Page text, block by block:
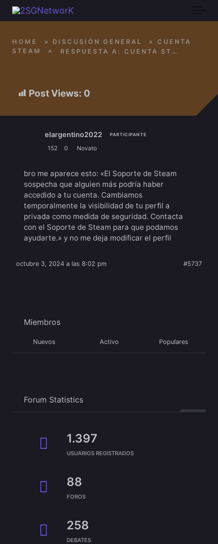
Skip to main content
Post Views: 0
HOME » DISCUSIÓN GENERAL »
CUENTA
STEAM
» RESPUESTA A: CUENTA STEAM
elargentino2022 PARTICIPANTE
152 0 Novato
bro me aparece esto: «El Soporte de Steam
sospecha que alguien más podría haber
accedido a tu cuenta. Cambiamos
temporalmente la visibilidad de tu perfil a
privada como medida de seguridad. Contacta
con el Soporte de Steam para que podamos
ayudarte.» y no me deja modificar el perfil
octubre 3, 2024 a las 8:02 pm #5737
Miembros
Nuevos Activo Populares
Forum Statistics
1.397
USUARIOS REGISTRADOS
88
FOROS
258
DEBATES